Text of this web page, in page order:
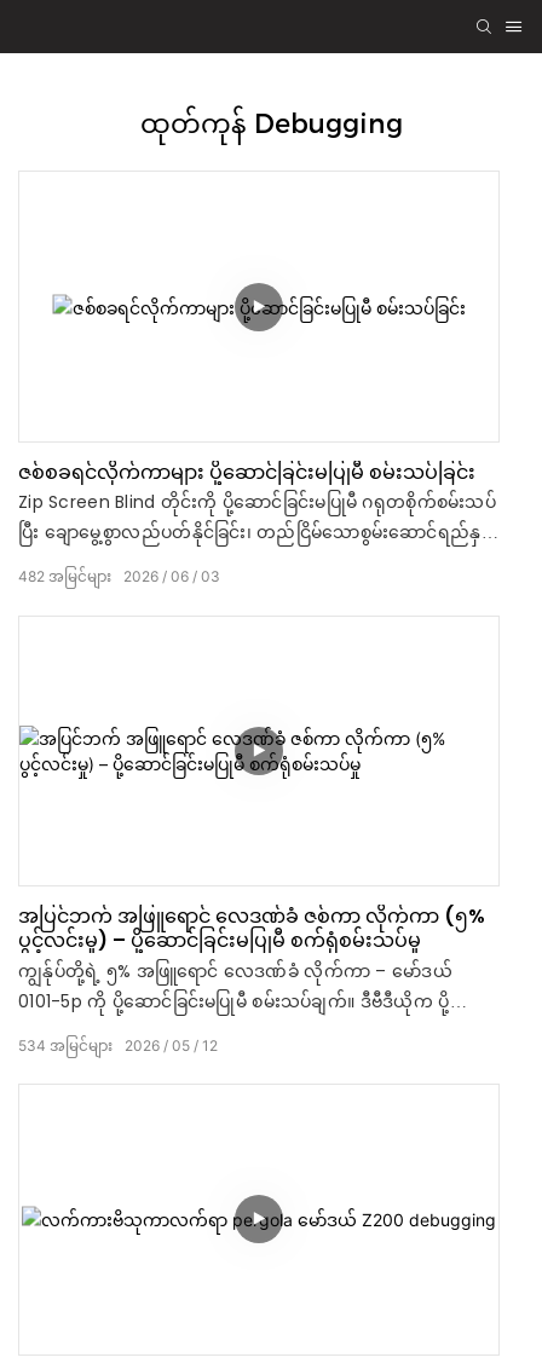
ထုတ်ကုန် Debugging
ဇစ်စခရင်လိုက်ကာများ ပို့ဆောင်ခြင်းမပြုမီ စမ်းသပ်ခြင်း
Zip Screen Blind တိုင်းကို ပို့ဆောင်ခြင်းမပြုမီ ဂရုတစိုက်စမ်းသပ်
ပြီး ချောမွေ့စွာလည်ပတ်နိုင်ခြင်း၊ တည်ငြိမ်သောစွမ်းဆောင်ရည်နှင့်
ယုံကြည်စိတ်ချရသောအရည်အသွေးတို့ကို သေချာစွာသေချာစွာ
သေချာစွာစစ်ဆေးထားပါသည်။ မော်တာလုပ်ဆောင်ချက်မှ အထည်
တင်းအားအထိ၊ ထုပ်ပိုးခြင်းမပြုမီ အသေးစိတ်အချက်အလက်တိုင်း
2026 06 03
482 အမြင်များ
အပြင်ဘက် အဖြူရောင် လေဒဏ်ခံ ဇစ်ကာ လိုက်ကာ (၅%
ပွင့်လင်းမှု) – ပို့ဆောင်ခြင်းမပြုမီ စက်ရုံစမ်းသပ်မှု
ကျွန်ုပ်တို့ရဲ့ ၅% အဖြူရောင် လေဒဏ်ခံ လိုက်ကာ – မော်ဒယ်
0101-5p ကို ပို့ဆောင်ခြင်းမပြုမီ စမ်းသပ်ချက်။ ဒီဗီဒီယိုက ပို့ဆောင်
ခြင်းမပြုမီ စက်ရုံက ချိန်ညှိတဲ့ လုပ်ငန်းစဉ်ကို ပြသထားပါတယ်။
2026 05 12
534 အမြင်များ